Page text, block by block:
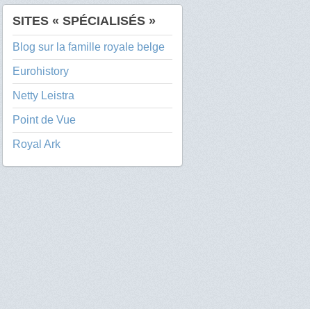
SITES « SPÉCIALISÉS »
Blog sur la famille royale belge
Eurohistory
Netty Leistra
Point de Vue
Royal Ark